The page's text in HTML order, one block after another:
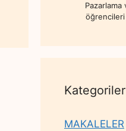
öğrencileri
Kategoriler
MAKALELER